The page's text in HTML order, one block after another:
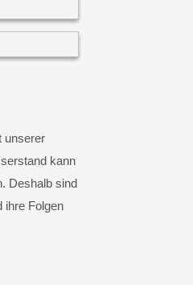
unserer
kann
Deshalb sind
ihre Folgen